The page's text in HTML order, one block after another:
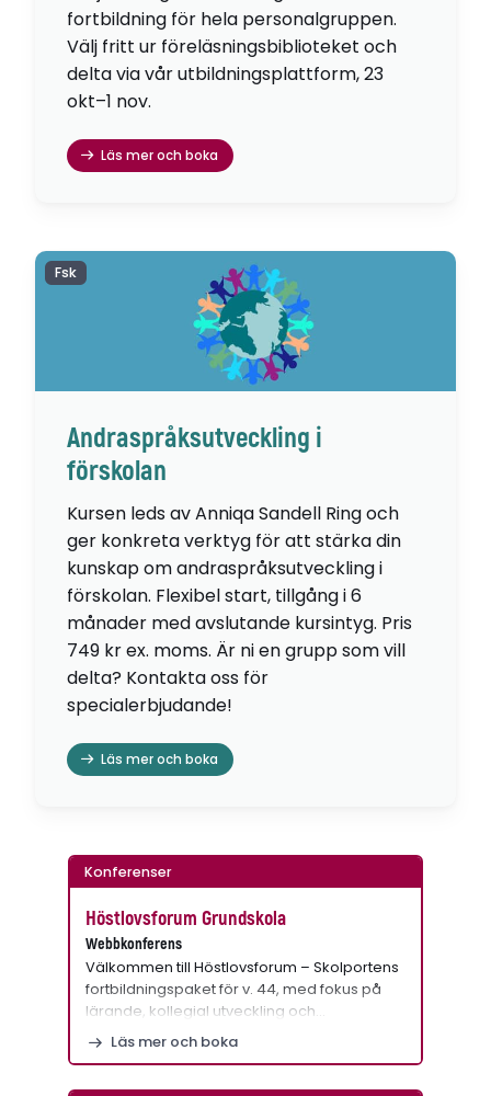
fortbildning för hela personalgruppen.
Välj fritt ur föreläsningsbiblioteket och
delta via vår utbildningsplattform, 23
okt–1 nov.
Läs mer och boka
Andraspråksutveckling i
förskolan
Kursen leds av Anniqa Sandell Ring och
ger konkreta verktyg för att stärka din
kunskap om andraspråksutveckling i
förskolan. Flexibel start, tillgång i 6
månader med avslutande kursintyg. Pris
749 kr ex. moms. Är ni en grupp som vill
delta? Kontakta oss för
specialerbjudande!
Läs mer och boka
Fsk
Konferenser
Höstlovsforum Grundskola
Webbkonferens
Välkommen till Höstlovsforum – Skolportens
fortbildningspaket för v. 44, med fokus på
lärande, kollegial utveckling och…
Läs mer och boka